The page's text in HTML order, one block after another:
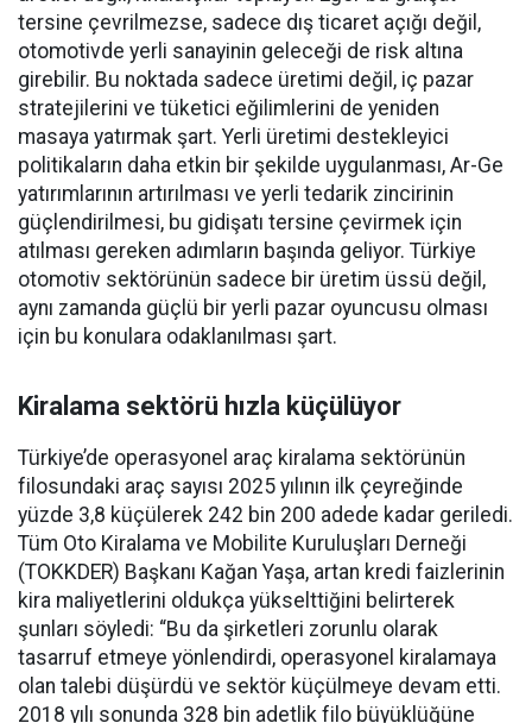
tersine çevrilmezse, sadece dış ticaret açığı değil,
otomotivde yerli sanayinin geleceği de risk altına
girebilir. Bu noktada sadece üretimi değil, iç pazar
stratejilerini ve tüketici eğilimlerini de yeniden
masaya yatırmak şart. Yerli üretimi destekleyici
politikaların daha etkin bir şekilde uygulanması, Ar-Ge
yatırımlarının artırılması ve yerli tedarik zincirinin
güçlendirilmesi, bu gidişatı tersine çevirmek için
atılması gereken adımların başında geliyor. Türkiye
otomotiv sektörünün sadece bir üretim üssü değil,
aynı zamanda güçlü bir yerli pazar oyuncusu olması
için bu konulara odaklanılması şart.
Kiralama sektörü hızla küçülüyor
Türkiye’de operasyonel araç kiralama sektörünün
filosundaki araç sayısı 2025 yılının ilk çeyreğinde
yüzde 3,8 küçülerek 242 bin 200 adede kadar geriledi.
Tüm Oto Kiralama ve Mobilite Kuruluşları Derneği
(TOKKDER) Başkanı Kağan Yaşa, artan kredi faizlerinin
kira maliyetlerini oldukça yükselttiğini belirterek
şunları söyledi: “Bu da şirketleri zorunlu olarak
tasarruf etmeye yönlendirdi, operasyonel kiralamaya
olan talebi düşürdü ve sektör küçülmeye devam etti.
2018 yılı sonunda 328 bin adetlik filo büyüklüğüne